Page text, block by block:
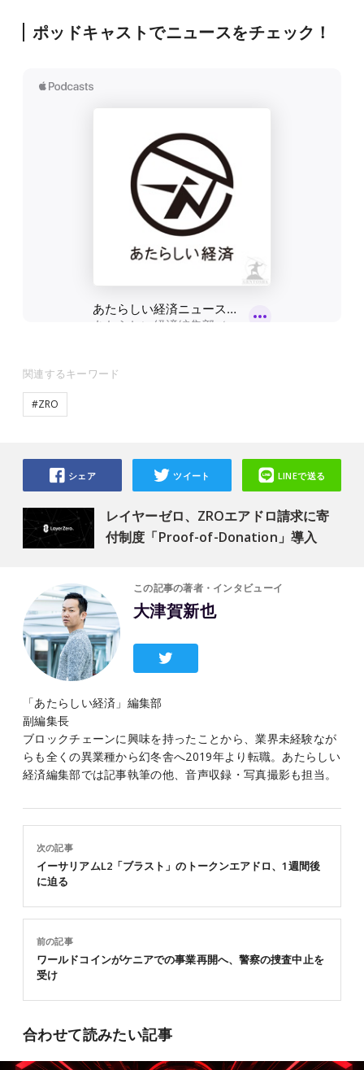
ポッドキャストでニュースをチェック！
関連するキーワード
#ZRO
レイヤーゼロ、ZROエアドロ請求に寄
付制度「Proof-of-Donation」導入
シェア ツイート LINEで送る
この記事の著者・インタビューイ
大津賀新也
「あたらしい経済」編集部
副編集長
ブロックチェーンに興味を持ったことから、業界未経験なが
らも全くの異業種から幻冬舎へ2019年より転職。あたらしい
経済編集部では記事執筆の他、音声収録・写真撮影も担当。
前の記事
ワールドコインがケニアでの事業再開へ、警察の捜査中止を
受け
次の記事
イーサリアムL2「ブラスト」のトークンエアドロ、1週間後
に迫る
合わせて読みたい記事